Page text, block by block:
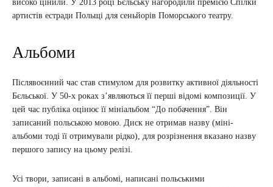
високо цінили. У 2013 році Бєльську нагородили премією Спілки
артистів естради Польщі для сеньйорів Поморського театру.
Альбоми
Післявоєнний час став стимулом для розвитку активної діяльності
Бєльської. У 50-х роках з’являються її перші відомі композиції. У
цей час публіка оцінює її мініальбом “До побачення”. Він
записаний польською мовою. Диск не отримав назву (міні-
альбоми тоді її отримували рідко), для розрізнення вказано назву
першого запису на цьому релізі.
Усі твори, записані в альбомі, написані польськими